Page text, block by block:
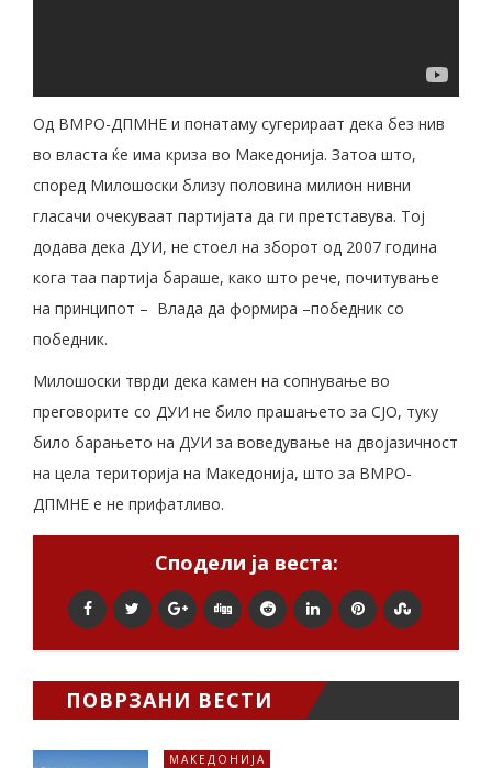
Од ВМРО-ДПМНЕ и понатаму сугерираат дека без нив
во власта ќе има криза во Македонија. Затоа што,
според Милошоски близу половина милион нивни
гласачи очекуваат партијата да ги претставува. Тој
додава дека ДУИ, не стоел на зборот од 2007 година
кога таа партија бараше, како што рече, почитување
на принципот – Влада да формира –победник со
победник.
Милошоски тврди дека камен на сопнување во
преговорите со ДУИ не било прашањето за СЈО, туку
било барањето на ДУИ за воведување на двојазичност
на цела територија на Македонија, што за ВМРО-
ДПМНЕ е не прифатливо.
Сподели ја веста:
ПОВРЗАНИ ВЕСТИ
МАКЕДОНИЈА